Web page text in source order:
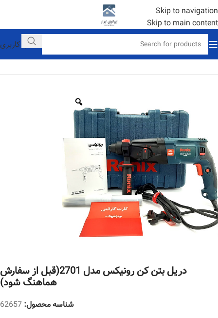
Skip to navigation
Skip to main content
حساب کاربری
خانه ابزار سوراخ کاری
دریل بتن کن رونیکس مدل 2701(قبل از سفارش
هماهنگ شود)
شناسه محصول: 62657